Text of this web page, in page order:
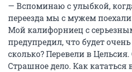
— Вспоминаю с улыбкой,
переезда мы с мужем
Мой калифорниец с
предупредил, что будет
сколько? Перевели в
Страшное дело. Как кататься